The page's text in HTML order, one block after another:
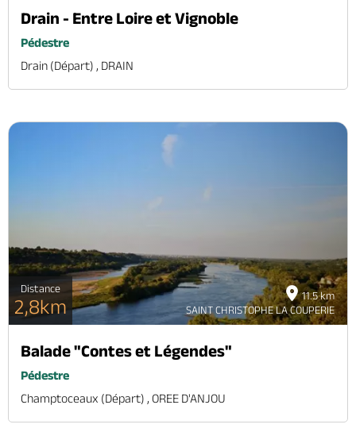
Drain - Entre Loire et Vignoble
Pédestre
Drain (départ) , DRAIN
11.5 km
SAINT CHRISTOPHE LA COUPERIE
Distance
2,8km
Balade "Contes et Légendes"
Pédestre
Champtoceaux (départ) , OREE D'ANJOU